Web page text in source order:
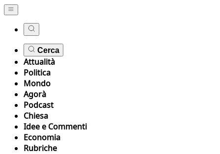
Cerca
Attualità
Politica
Mondo
Agorà
Podcast
Chiesa
Idee e Commenti
Economia
Rubriche